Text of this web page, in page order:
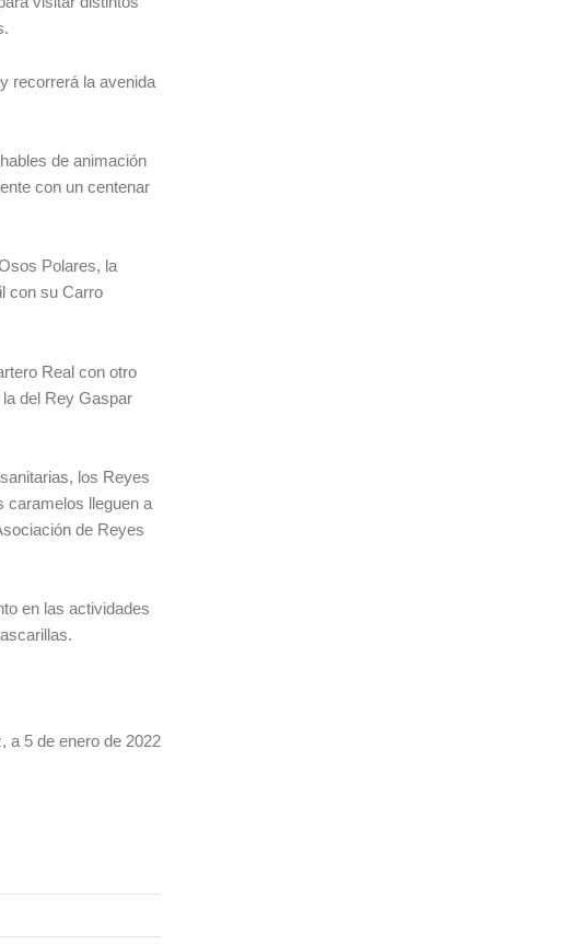
recorrerá la avenida
de animación
con un centenar
Polares, la
con su Carro
Real con otro
del Rey Gaspar
los Reyes
caramelos lleguen a
de Reyes
en las actividades
a 5 de enero de 2022